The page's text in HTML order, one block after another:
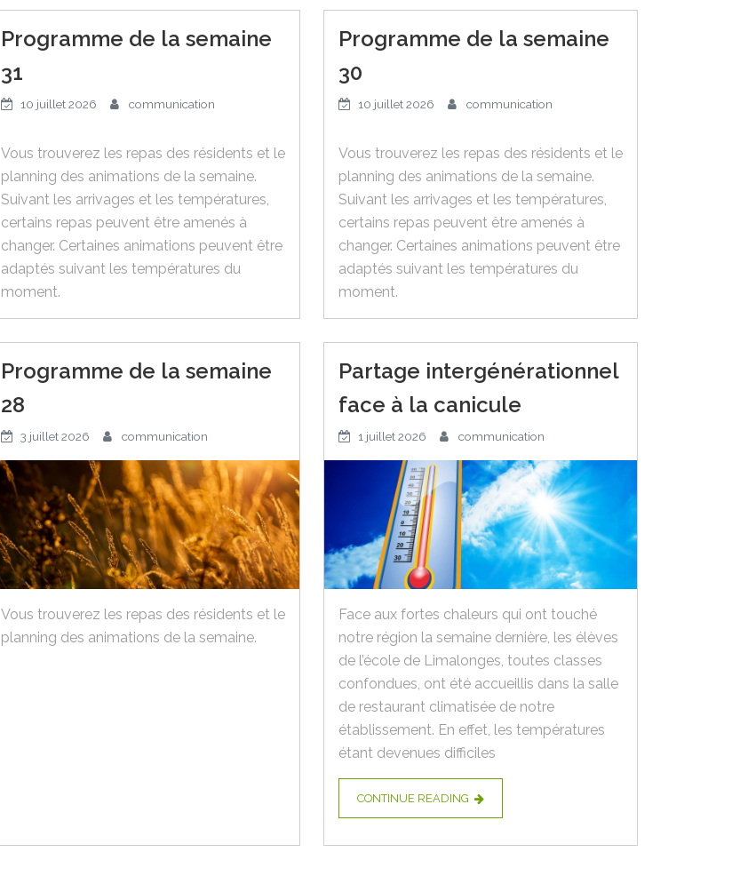
Programme de la semaine
31
10 juillet 2026 communication
Vous trouverez les repas des résidents et le
planning des animations de la semaine.
Suivant les arrivages et les températures,
certains repas peuvent être amenés à
changer. Certaines animations peuvent être
adaptés suivant les températures du
moment.
Programme de la semaine
30
10 juillet 2026 communication
Vous trouverez les repas des résidents et le
planning des animations de la semaine.
Suivant les arrivages et les températures,
certains repas peuvent être amenés à
changer. Certaines animations peuvent être
adaptés suivant les températures du
moment.
Programme de la semaine
28
3 juillet 2026 communication
Vous trouverez les repas des résidents et le
planning des animations de la semaine.
Partage intergénérationnel
face à la canicule
1 juillet 2026 communication
Face aux fortes chaleurs qui ont touché
notre région la semaine dernière, les élèves
de l’école de Limalonges, toutes classes
confondues, ont été accueillis dans la salle
de restaurant climatisée de notre
établissement. En effet, les températures
étant devenues difficiles
CONTINUE READING